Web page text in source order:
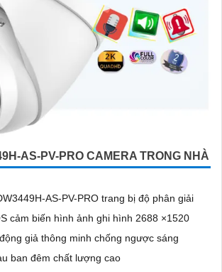
AS-PV-PRO CAMERA TRONG NHÀ
AS-PV-PRO trang bị độ phân giải
cảm biến hình ảnh ghi hình 2688 ×1520
giả thông minh chống ngược sáng
ban đêm chất lượng cao